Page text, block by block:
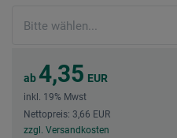
ab 4,35 EUR
inkl. 19% Mwst
Nettopreis: 3,66 EUR
zzgl. Versandkosten